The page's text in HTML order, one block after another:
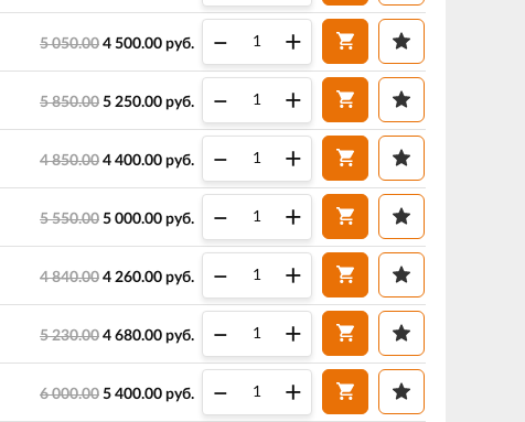
5 050.00 4 500.00 руб. – +
5 850.00 5 250.00 руб. – +
4 850.00 4 400.00 руб. – +
5 550.00 5 000.00 руб. – +
4 840.00 4 260.00 руб. – +
5 230.00 4 680.00 руб. – +
6 000.00 5 400.00 руб. – +